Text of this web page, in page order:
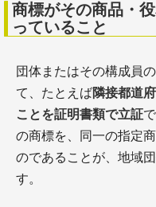
商標がその商品・
っていること
団体またはその構成員
て、たとえば隣接都道
ことを証明書類で立証
の商標を、同一の指定
のであることが、地域
す。